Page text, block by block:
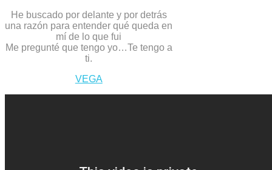
He buscado por delante y por detrás
una razón para entender qué queda en
mí de lo que fui
Me pregunté que tengo yo…Te tengo a
ti.
VEGA